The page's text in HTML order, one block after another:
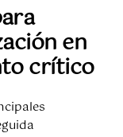
en
crítico